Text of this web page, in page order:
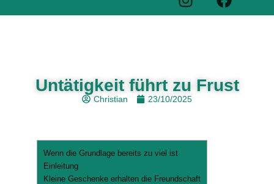
Untätigkeit führt zu Frust
Christian 23/10/2025
Wenn die Grundlage bereits zu viel ist
Einleitung
Kleine Geschenke erhalten die Freundschaft